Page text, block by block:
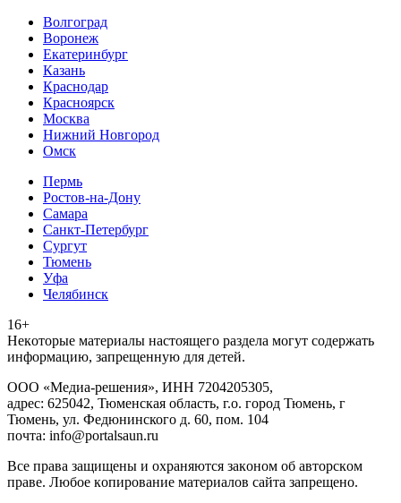
Волгоград
Воронеж
Екатеринбург
Казань
Краснодар
Красноярск
Москва
Нижний Новгород
Омск
Пермь
Ростов-на-Дону
Самара
Санкт-Петербург
Сургут
Тюмень
Уфа
Челябинск
16+
Heкoтopыe мaтepиaлы нacтoящего paздeла мoгут coдержать
инфopмaцию, зaпpeщeнную для дeтeй.
ООО «Медиа-решения», ИНН 7204205305,
адрес: 625042, Тюменская область, г.о. город Тюмень, г
Тюмень, ул. Федюнинского д. 60, пом. 104
почта: info@portalsaun.ru
Вce прaвa зaщищeны и oxpaняютcя зaкoнoм oб aвтopcкoм
прaве. Любoe кoпиpoвaниe мaтepиaлов caйтa зaпpeщeнo.